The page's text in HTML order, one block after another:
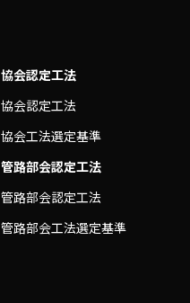
協会認定工法
協会認定工法
協会工法選定基準
管路部会認定工法
管路部会認定工法
管路部会工法選定基準